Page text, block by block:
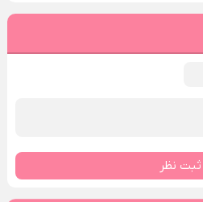
ثبت نظر